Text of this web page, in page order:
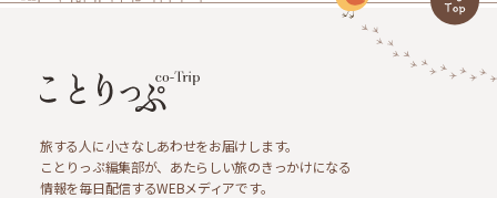
旅する人に小さなしあわせをお届けします。
ことりっぷ編集部が、あたらしい旅のきっかけになる
情報を毎日配信するWEBメディアです。